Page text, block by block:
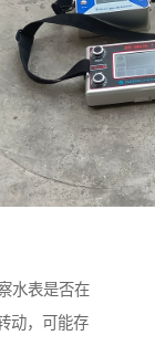
水表是否在
动，可能存